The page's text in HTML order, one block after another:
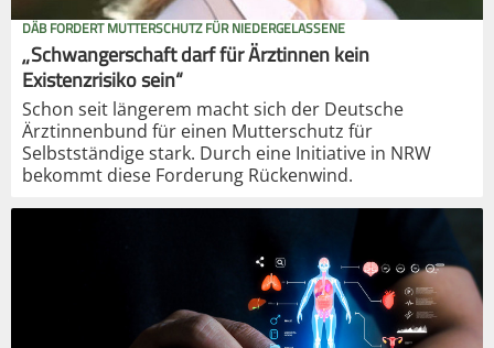
DÄB FORDERT MUTTERSCHUTZ FÜR NIEDERGELASSENE
„Schwangerschaft darf für Ärztinnen kein
Existenzrisiko sein“
Schon seit längerem macht sich der Deutsche
Ärztinnenbund für einen Mutterschutz für
Selbstständige stark. Durch eine Initiative in NRW
bekommt diese Forderung Rückenwind.